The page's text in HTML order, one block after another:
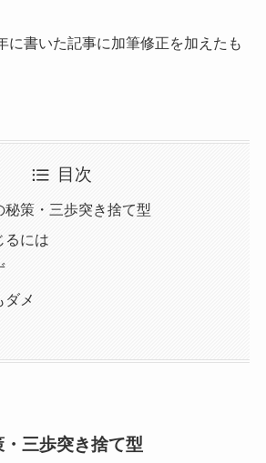
に書いた記事に加筆修正を加えたも
目次
秘策・三歩突き捨て型
るには
メ
三歩突き捨て型